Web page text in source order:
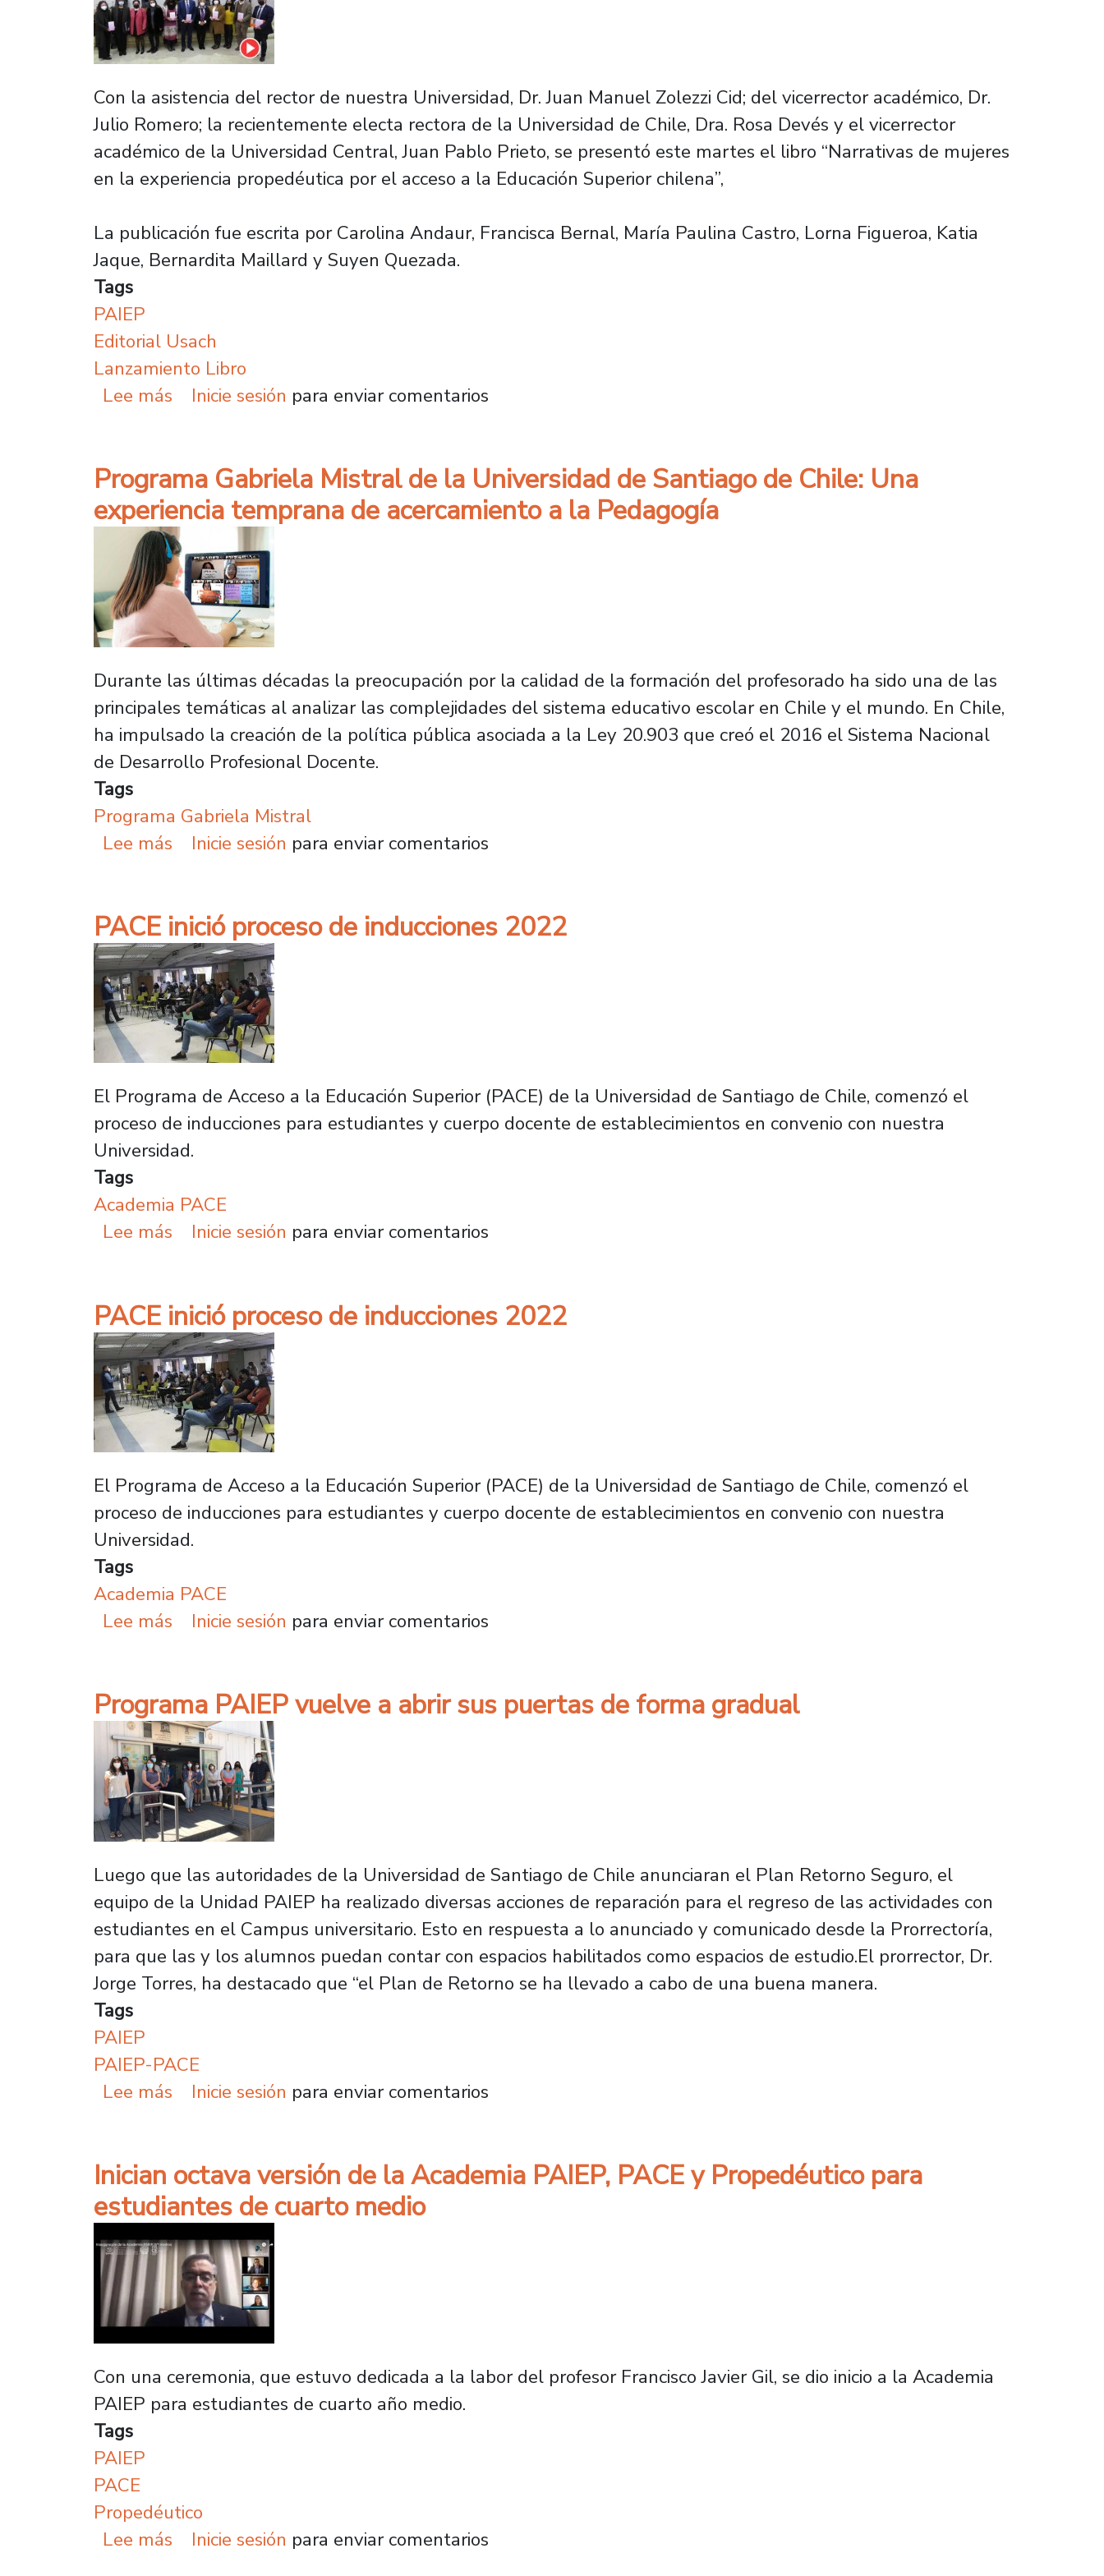
Con la asistencia del rector de nuestra Universidad, Dr. Juan Manuel Zolezzi Cid; del vicerrector académico, Dr.
Julio Romero; la recientemente electa rectora de la Universidad de Chile, Dra. Rosa Devés y el vicerrector
académico de la Universidad Central, Juan Pablo Prieto, se presentó este martes el libro “Narrativas de mujeres
en la experiencia propedéutica por el acceso a la Educación Superior chilena”,
La publicación fue escrita por Carolina Andaur, Francisca Bernal, María Paulina Castro, Lorna Figueroa, Katia
Jaque, Bernardita Maillard y Suyen Quezada.
Tags
PAIEP
Editorial Usach
Lanzamiento Libro
Lee más sobre Paiep y Editorial Usach lanzan libro “Narrativas de mujeres en la experiencia propedéutica por el Acceso a
Inicie sesión para enviar comentarios
Programa Gabriela Mistral de la Universidad de Santiago de Chile: Una
experiencia temprana de acercamiento a la Pedagogía
Durante las últimas décadas la preocupación por la calidad de la formación del profesorado ha sido una de las
principales temáticas al analizar las complejidades del sistema educativo escolar en Chile y el mundo. En Chile,
ha impulsado la creación de la política pública asociada a la Ley 20.903 que creó el 2016 el Sistema Nacional
de Desarrollo Profesional Docente.
Tags
Programa Gabriela Mistral
Lee más sobre Programa Gabriela Mistral de la Universidad de Santiago de Chile: Una experiencia temprana de
Inicie sesión para enviar comentarios
PACE inició proceso de inducciones 2022
El Programa de Acceso a la Educación Superior (PACE) de la Universidad de Santiago de Chile, comenzó el
proceso de inducciones para estudiantes y cuerpo docente de establecimientos en convenio con nuestra
Universidad.
Tags
Academia PACE
Lee más sobre PACE inició proceso de inducciones 2022
Inicie sesión para enviar comentarios
PACE inició proceso de inducciones 2022
El Programa de Acceso a la Educación Superior (PACE) de la Universidad de Santiago de Chile, comenzó el
proceso de inducciones para estudiantes y cuerpo docente de establecimientos en convenio con nuestra
Universidad.
Tags
Academia PACE
Lee más sobre PACE inició proceso de inducciones 2022
Inicie sesión para enviar comentarios
Programa PAIEP vuelve a abrir sus puertas de forma gradual
Luego que las autoridades de la Universidad de Santiago de Chile anunciaran el Plan Retorno Seguro, el
equipo de la Unidad PAIEP ha realizado diversas acciones de reparación para el regreso de las actividades con
estudiantes en el Campus universitario. Esto en respuesta a lo anunciado y comunicado desde la Prorrectoría,
para que las y los alumnos puedan contar con espacios habilitados como espacios de estudio.El prorrector, Dr.
Jorge Torres, ha destacado que “el Plan de Retorno se ha llevado a cabo de una buena manera.
Tags
PAIEP
PAIEP-PACE
Lee más sobre Programa PAIEP vuelve a abrir sus puertas de forma gradual
Inicie sesión para enviar comentarios
Inician octava versión de la Academia PAIEP, PACE y Propedéutico para
estudiantes de cuarto medio
Con una ceremonia, que estuvo dedicada a la labor del profesor Francisco Javier Gil, se dio inicio a la Academia
PAIEP para estudiantes de cuarto año medio.
Tags
PAIEP
PACE
Propedéutico
Lee más sobre Inician octava versión de la Academia PAIEP, PACE y Propedéutico para estudiantes de cuarto medio
Inicie sesión para enviar comentarios